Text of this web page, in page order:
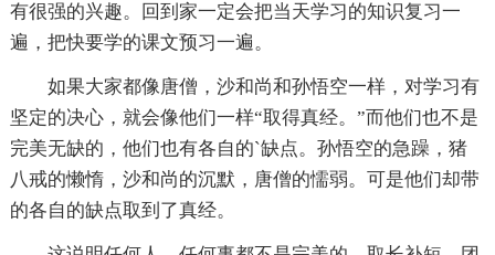
有很强的兴趣。回到家一定会把当天学习的知识复习一
遍，把快要学的课文预习一遍。
如果大家都像唐僧，沙和尚和孙悟空一样，对学习有
坚定的决心，就会像他们一样“取得真经。”而他们也不是
完美无缺的，他们也有各自的`缺点。孙悟空的急躁，猪
八戒的懒惰，沙和尚的沉默，唐僧的懦弱。可是他们却带
的各自的缺点取到了真经。